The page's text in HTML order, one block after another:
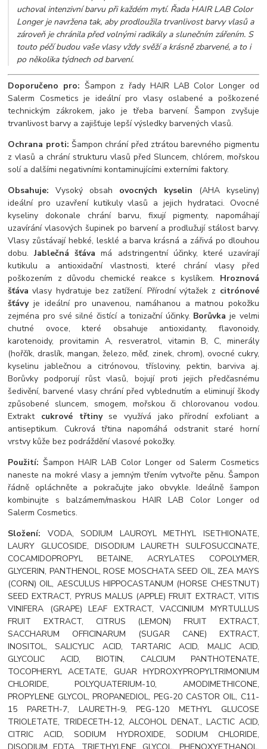
uchoval intenzivní barvu při každém mytí. Řada HAIR LAB Color
Longer je navržena tak, aby prodloužila trvanlivost barvy vlasů a
zároveň je chránila před volnými radikály a slunečním zářením. S
touto péčí budou vaše vlasy vždy svěží a krásně zbarvené, a to i
po několika týdnech od barvení.
Doporučeno pro: Šampon z řady HAIR LAB Color Longer od
Salerm Cosmetics je ideální pro vlasy oslabené a poškozené
technickým zákrokem, jako je třeba barvení. Šampon zvyšuje
trvanlivost barvy a zajišťuje lepší výsledky barvených vlasů.
Ochrana proti: Šampon chrání před ztrátou barevného pigmentu
z vlasů a chrání strukturu vlasů před Sluncem, chlórem, mořskou
solí a dalšími negativními kontaminujícími externími faktory.
Obsahuje:Vysoký obsah ovocných kyselin (AHA kyseliny)
ideální pro uzavření kutikuly vlasů a jejich hydrataci. Ovocné
kyseliny dokonale chrání barvu, fixují pigmenty, napomáhají
uzavírání vlasových šupinek po barvení a prodlužují stálost barvy.
Vlasy zůstávají hebké, lesklé a barva krásná a zářivá po dlouhou
dobu.Jablečná šťáva má adstringentní účinky, které uzavírají
kutikulu a antioxidační vlastnosti, které chrání vlasy před
poškozením z důvodu chemické reakce s kyslíkem. Hroznová
šťáva vlasy hydratuje bez zatížení. Přírodní výtažek z citrónové
šťávyje ideální pro unavenou, namáhanou a matnou pokožku
zejména pro své silné čistící a tonizační účinky. Borůvka je velmi
chutné ovoce, které obsahuje antioxidanty, flavonoidy,
karotenoidy, provitamin A, resveratrol, vitamin B, C, minerály
(hořčík, draslík, mangan, železo, měď, zinek, chrom), ovocné cukry,
kyselinu jablečnou a citrónovou, třísloviny, pektin, barviva aj.
Borůvky podporují růst vlasů, bojují proti jejich předčasnému
šedivění, barvené vlasy chrání před vyblednutím a eliminují škody
způsobené sluncem, smogem, mořskou či chlorovanou vodou.
Extrakt cukrové třtinyse využívá jako přírodní exfoliant a
antiseptikum. Cukrová třtina napomáhá odstranit staré horní
vrstvy kůže bez podráždění vlasové pokožky.
Použití: Šampon HAIR LAB Color Longer od Salerm Cosmetics
naneste na mokré vlasy a jemným třením vytvořte pěnu. Šampon
řádně opláchněte a pokračujte jako obvykle. Ideálně šampon
kombinujte s balzámem/maskou HAIR LAB Color Longer od
Salerm Cosmetics.
Složení: VODA, SODIUM LAUROYL METHYL ISETHIONATE,
LAURY GLUCOSIDE, DISODIUM LAURETH SULFOSUCCINATE,
COCAMIDOPROPYL BETAINE, ACRYLATES COPOLYMER,
GLYCERIN, PANTHENOL, ROSE MOSCHATA SEED OIL, ZEA MAYS
(CORN) OIL, AESCULUS HIPPOCASTANUM (HORSE CHESTNUT)
SEED EXTRACT, PYRUS MALUS (APPLE) FRUIT EXTRACT, VITIS
VINIFERA (GRAPE) LEAF EXTRACT, VACCINIUM MYRTULLUS
FRUIT EXTRACT, CITRUS (LEMON) FRUIT EXTRACT,
SACCHARUM OFFICINARUM (SUGAR CANE) EXTRACT,
INOSITOL, SALICYLIC ACID, TARTARIC ACID, MALIC ACID,
GLYCOLIC ACID, BIOTIN, CALCIUM PANTHOTENATE,
TOCOPHERYL ACETATE, GUAR HYDROXYPROPYLTRIMONIUM
CHLORIDE, POLYQUATERIUM-10, AMODIMETHICONE,
PROPYLENE GLYCOL, PROPANEDIOL, PEG-20 CASTOR OIL, C11-
15 PARETH-7, LAURETH-9, PEG-120 METHYL GLUCOSE
TRIOLETATE, TRIDECETH-12, ALCOHOL DENAT., LACTIC ACID,
CITRIC ACID, SODIUM HYDROXIDE, SODIUM CHLORIDE,